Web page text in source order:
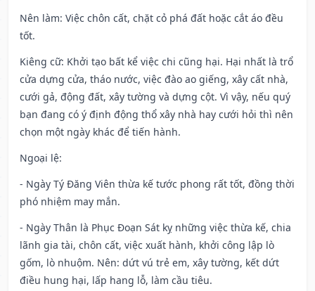
Nên làm: Việc chôn cất, chặt cỏ phá đất hoặc cắt áo đều
tốt.
Kiêng cữ: Khởi tạo bất kể việc chi cũng hại. Hại nhất là trổ
cửa dựng cửa, tháo nước, việc đào ao giếng, xây cất nhà,
cưới gả, động đất, xây tường và dựng cột. Vì vậy, nếu quý
bạn đang có ý định động thổ xây nhà hay cưới hỏi thì nên
chọn một ngày khác để tiến hành.
Ngoại lệ:
- Ngày Tý Đăng Viên thừa kế tước phong rất tốt, đồng thời
phó nhiệm may mắn.
- Ngày Thân là Phục Đoạn Sát kỵ những việc thừa kế, chia
lãnh gia tài, chôn cất, việc xuất hành, khởi công lập lò
gốm, lò nhuộm. Nên: dứt vú trẻ em, xây tường, kết dứt
điều hung hại, lấp hang lỗ, làm cầu tiêu.